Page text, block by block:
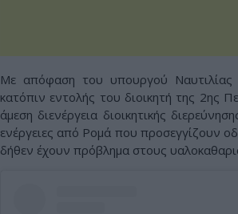
Με απόφαση του υπουργού Ναυτιλίας
κατόπιν εντολής του διοικητή της 2ης
άμεση διενέργεια διοικητικής
ενέργειες από Ρομά που προσεγγίζουν
δήθεν έχουν πρόβλημα στους